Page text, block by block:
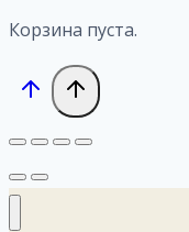
Корзина пуста.